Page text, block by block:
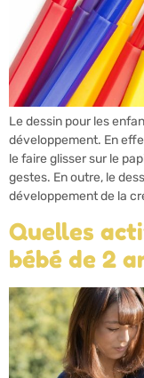
Le dessin pour les
développement. En
le faire glisser sur le
gestes. En outre, le
développement de la
Quelles
bébé de 2